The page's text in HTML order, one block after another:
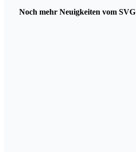
Noch mehr Neuigkeiten vom SVG